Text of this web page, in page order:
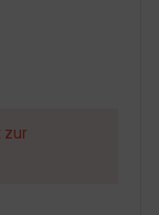
zur